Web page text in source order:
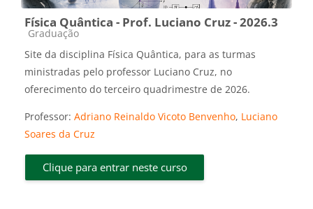
Física Quântica - Prof. Luciano Cruz - 2026.3
Categoria do curso
Graduação
Site da disciplina Física Quântica, para as turmas
ministradas pelo professor Luciano Cruz, no
oferecimento do terceiro quadrimestre de 2026.
Professor: Adriano Reinaldo Vicoto Benvenho, Luciano
Soares da Cruz
Clique para entrar neste curso